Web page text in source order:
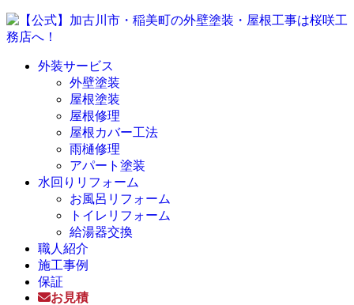
外装サービス
外壁塗装
屋根塗装
屋根修理
屋根カバー工法
雨樋修理
アパート塗装
水回りリフォーム
お風呂リフォーム
トイレリフォーム
給湯器交換
職人紹介
施工事例
保証
お見積